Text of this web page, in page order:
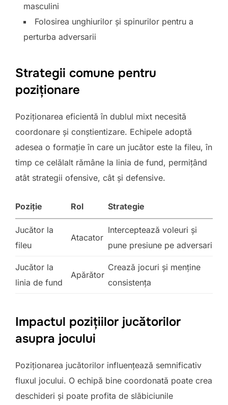
masculini
Folosirea unghiurilor și spinurilor pentru a
perturba adversarii
Strategii comune pentru
poziționare
Poziționarea eficientă în dublul mixt necesită
coordonare și conștientizare. Echipele adoptă
adesea o formație în care un jucător este la fileu, în
timp ce celălalt rămâne la linia de fund, permițând
atât strategii ofensive, cât și defensive.
Poziție Rol Strategie
Jucător la
fileu
Atacator
Interceptează voleuri și
pune presiune pe adversari
Jucător la
linia de fund
Apărător
Crează jocuri și menține
consistența
Impactul pozițiilor jucătorilor
asupra jocului
Poziționarea jucătorilor influențează semnificativ
fluxul jocului. O echipă bine coordonată poate crea
deschideri și poate profita de slăbiciunile